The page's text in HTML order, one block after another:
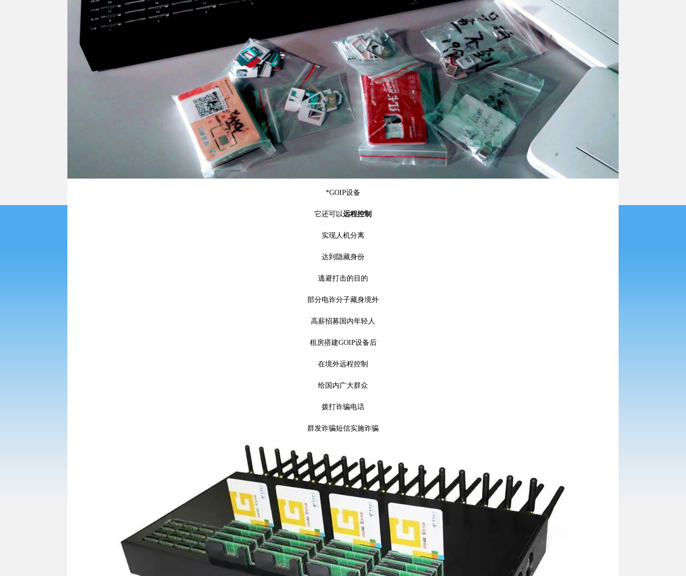
*GOIP设备
它还可以远程控制
实现人机分离
达到隐藏身份
逃避打击的目的
部分电诈分子藏身境外
高薪招募国内年轻人
租房搭建GOIP设备后
在境外远程控制
给国内广大群众
拨打诈骗电话
群发诈骗短信实施诈骗